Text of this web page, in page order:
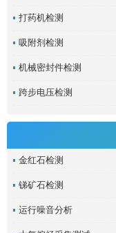
打药机检测
吸附剂检测
机械密封件检测
跨步电压检测
金红石检测
锑矿石检测
运行噪音分析